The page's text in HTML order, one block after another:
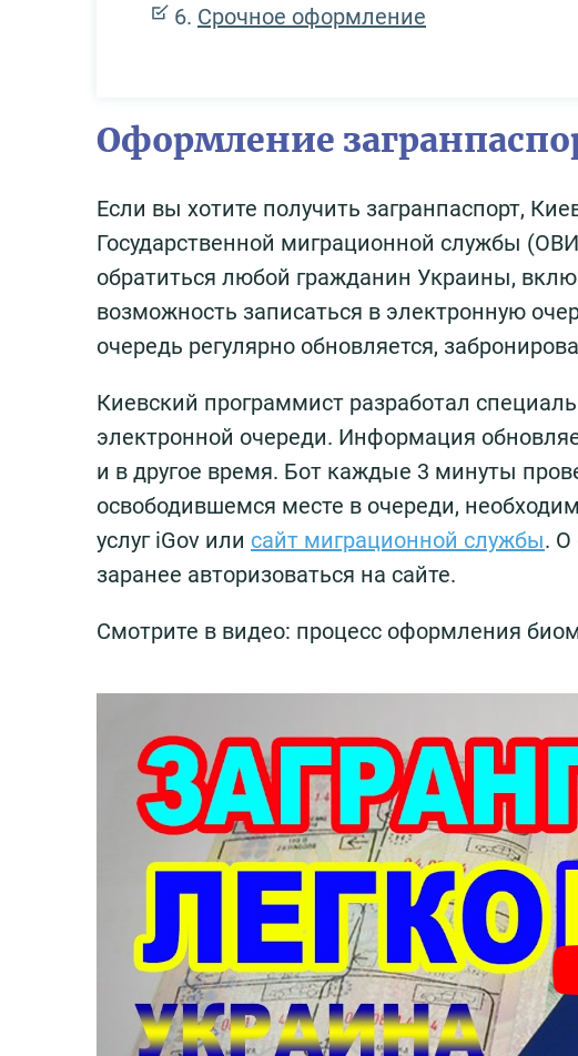
Срочное оформление
Оформление
Если вы хотите получить загранпаспорт,
Государственной миграционной службы
обратиться любой гражданин Украины,
возможность записаться в электронную
очередь регулярно обновляется,
Киевский программист разработал
электронной очереди. Информация
и в другое время. Бот каждые 3 минуты
освободившемся месте в очереди,
услуг iGov или сайт миграционной службы. О
заранее авторизоваться на сайте.
Смотрите в видео: процесс оформления